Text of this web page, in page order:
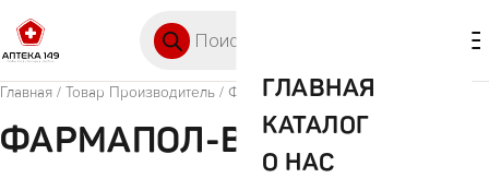
ГЛАВНАЯ
КАТАЛОГ
О НАС
Главная / Товар Производитель / Фармапол-Волга
ФАРМАПОЛ-ВОЛГА